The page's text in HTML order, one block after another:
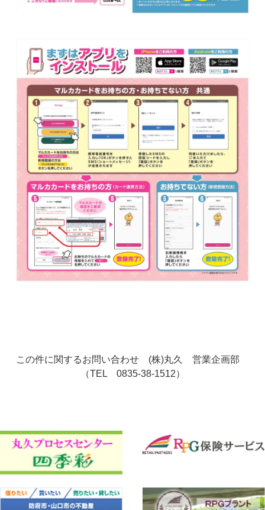
この件に関するお問い合わせ (株)丸久 営業企画部
（TEL 0835-38-1512）